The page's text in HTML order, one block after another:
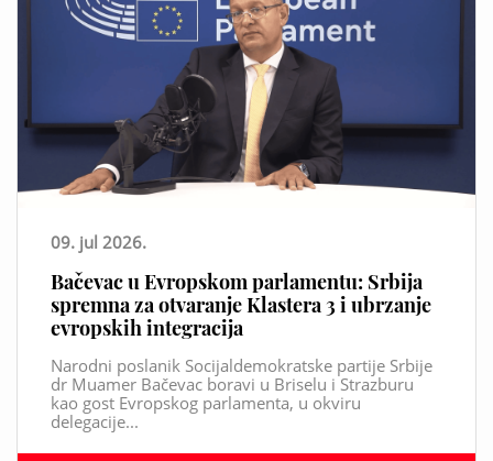
09. jul 2026.
Bačevac u Evropskom parlamentu: Srbija
spremna za otvaranje Klastera 3 i ubrzanje
evropskih integracija
Narodni poslanik Socijaldemokratske partije Srbije
dr Muamer Bačevac boravi u Briselu i Strazburu
kao gost Evropskog parlamenta, u okviru
delegacije...